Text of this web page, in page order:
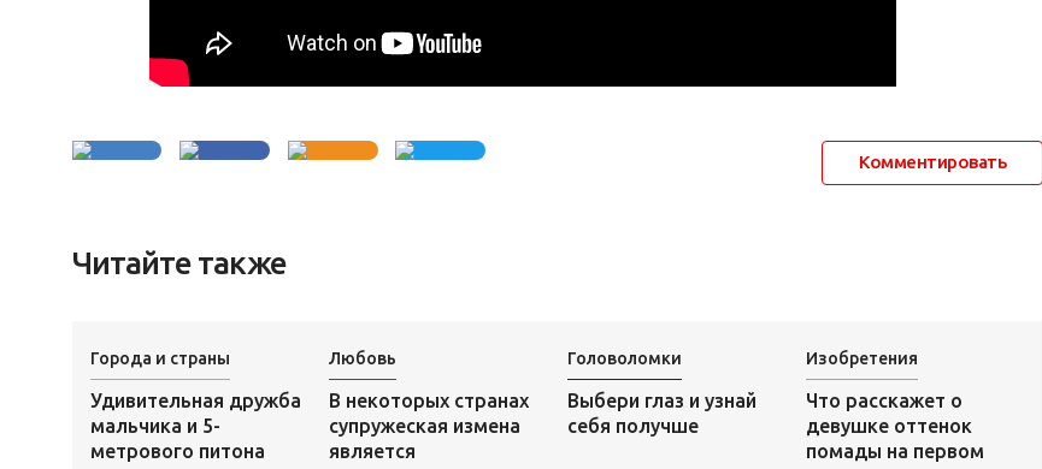
Комментировать
Читайте также
Города и страны
Удивительная дружба
мальчика и 5-
метрового питона
Любовь
В некоторых странах
супружеская измена
является
Головоломки
Выбери глаз и узнай
себя получше
Изобретения
Что расскажет о
девушке оттенок
помады на первом